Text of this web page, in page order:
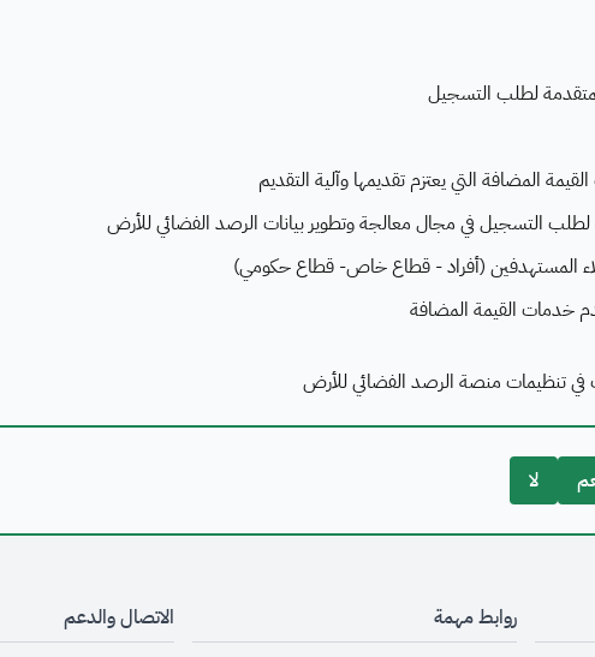
لطلب التسجيل
المضافة التي يعتزم تقديمها وآلية التقديم
التسجيل في مجال معالجة وتطوير بيانات الرصد الفضائي للأرض
المستهدفين (أفراد - قطاع خاص- قطاع حكومي)
خدمات القيمة المضافة
في تنظيمات منصة الرصد الفضائي للأرض
لا
روابط مهمة الاتصال والدعم